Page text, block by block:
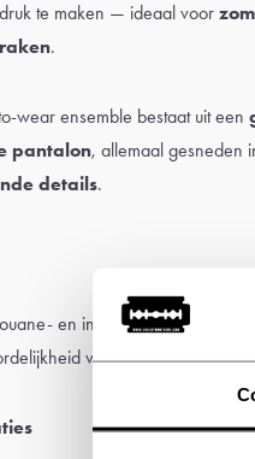
te maken — ideaal voor
.
wear ensemble bestaat uit een
pantalon, allemaal gesneden
details.
en invoerrechten kunnen
van de klant.